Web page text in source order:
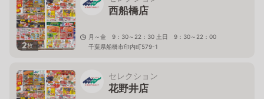
2枚
西船橋店
月～金 9：30～22：30 土日 9：30～22：00
千葉県船橋市印内町579-1
セレクション
花野井店